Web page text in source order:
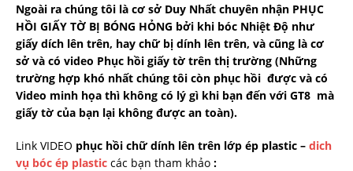
Ngoài ra chúng tôi là cơ sở Duy Nhất chuyên nhận PHỤC
HỒI GIẤY TỜ BỊ BÓNG HỎNG bởi khi bóc Nhiệt Độ như
giấy dích lên trên, hay chữ bị dính lên trên, và cũng là cơ
sở và có video Phục hồi giấy tờ trên thị trường (Những
trường hợp khó nhất chúng tôi còn phục hồi được và có
Video minh họa thì không có lý gì khi bạn đến với GT8 mà
giấy tờ của bạn lại không được an toàn).
Link VIDEO phục hồi chữ dính lên trên lớp ép plastic – dich
vụ bóc ép plastic các bạn tham khảo :